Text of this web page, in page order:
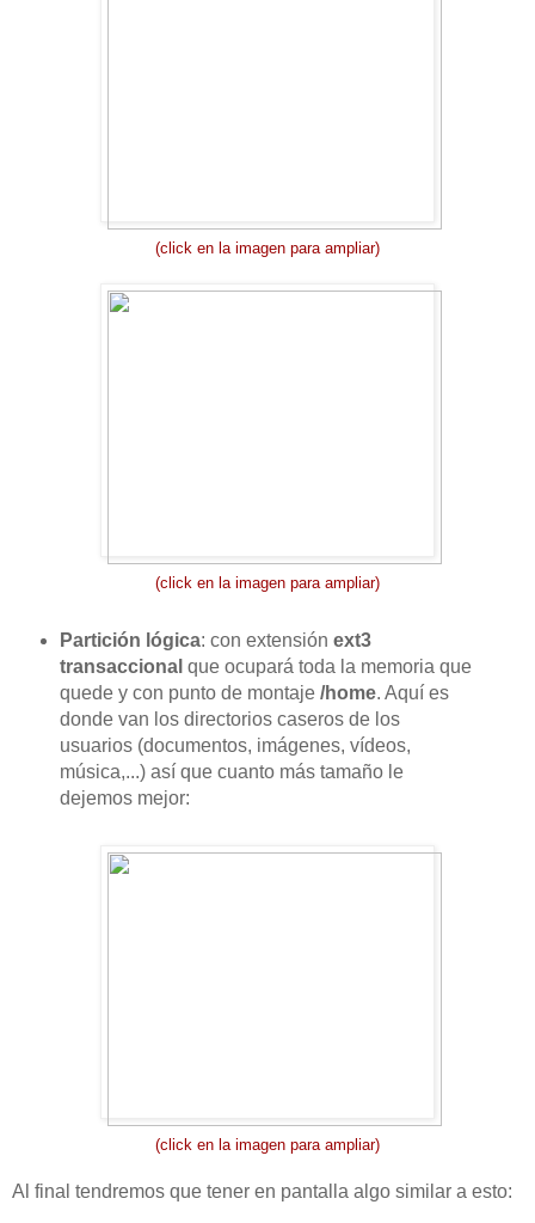
(click en la imagen para ampliar)
(click en la imagen para ampliar)
Partición lógica: con extensión ext3
transaccional que ocupará toda la memoria que
quede y con punto de montaje/home. Aquí es
donde van los directorios caseros de los
usuarios (documentos, imágenes, vídeos,
música,...) así que cuanto más tamaño le
dejemos mejor:
(click en la imagen para ampliar)
Al final tendremos que tener en pantalla algo similar a esto: